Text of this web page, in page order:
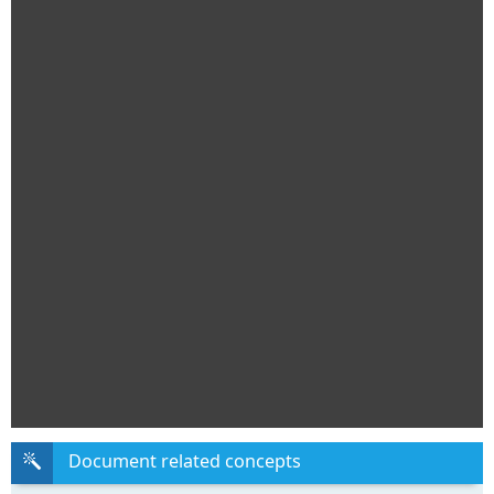
Document related concepts